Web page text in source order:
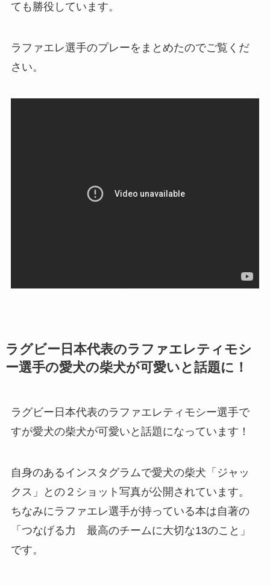
ても勝役しています。
ラファエレ選手のプレーをまとめたのでご覧くだ
さい。
ラグビー日本代表のラファエレティモシ
ー選手の愛犬の柴犬が可愛いと話題に！
ラグビー日本代表のラファエレティモシー選手で
すが愛犬の柴犬が可愛いと話題になっています！
自身のあるインスタグラムで愛犬の柴犬「ジャッ
クス」との２ショット写真が公開されています。
ちなみにラファエレ選手が持っている本は自著の
「つなげる力 最高のチームに大切な13のこと」
です。